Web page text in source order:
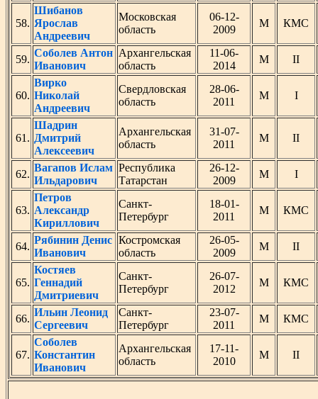
58.
Шибанов
Ярослав
Андреевич
Московская
область
06-12-
2009
М КМС
59.
Соболев Антон
Иванович
Архангельская
область
11-06-
2014
М II
60.
Вирко
Николай
Андреевич
Свердловская
область
28-06-
2011
М I
61.
Шадрин
Дмитрий
Алексеевич
Архангельская
область
31-07-
2011
М II
62.
Вагапов Ислам
Ильдарович
Республика
Татарстан
26-12-
2009
М I
63.
Петров
Александр
Кириллович
Санкт-
Петербург
18-01-
2011
М КМС
64.
Рябинин Денис
Иванович
Костромская
область
26-05-
2009
М II
65.
Костяев
Геннадий
Дмитриевич
Санкт-
Петербург
26-07-
2012
М КМС
66.
Ильин Леонид
Сергеевич
Санкт-
Петербург
23-07-
2011
М КМС
67.
Соболев
Константин
Иванович
Архангельская
область
17-11-
2010
М II